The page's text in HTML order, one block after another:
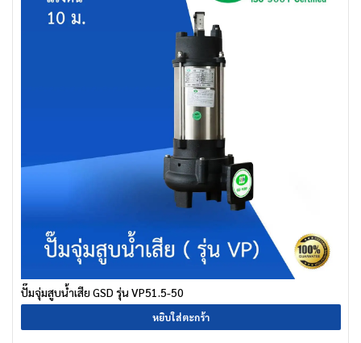
ปั๊มจุ่มสูบน้ำเสีย GSD รุ่น VP51.5-50
หยิบใส่ตะกร้า